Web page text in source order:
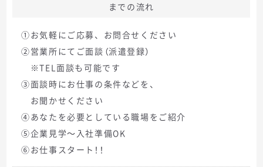
までの流れ
①お気軽にご応募、お問合せください
②営業所にてご面談（派遣登録）
※TEL面談も可能です
③面談時にお仕事の条件などを、
お聞かせください
④あなたを必要としている職場をご紹介
⑤企業見学～入社準備OK
⑥お仕事スタート！！